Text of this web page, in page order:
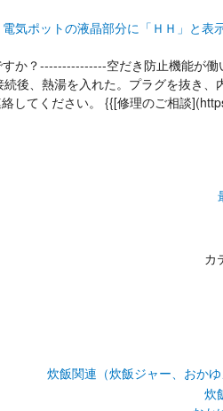
電気ポットの液晶部分に「ＨＨ」と表
か？---------------空だき防止機能が
後、熱湯を入れた。プラグを抜き
してください。 {{[修理のご相談
カ
炊飯関連（炊飯ジャー、おかゆ
炊